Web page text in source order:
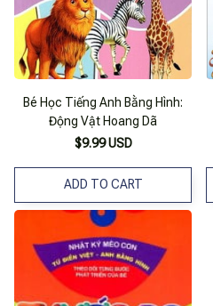
Bé Học Tiếng Anh Bằng Hình:
Động Vật Hoang Dã
$9.99 USD
ADD TO CART